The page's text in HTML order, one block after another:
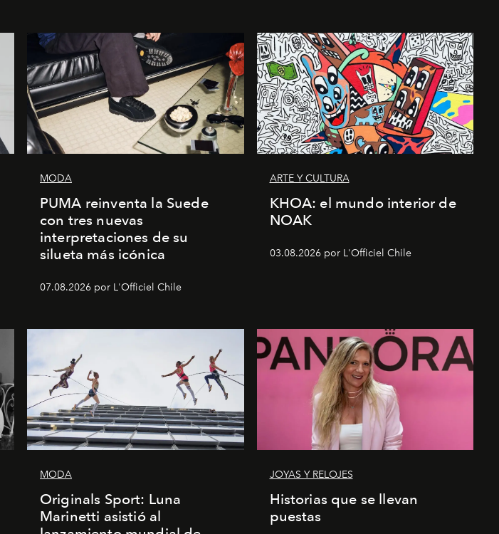
MODA
PUMA reinventa la Suede
con tres nuevas
interpretaciones de su
silueta más icónica
07.08.2026 por L'Officiel Chile
ARTE Y CULTURA
KHOA: el mundo interior de
NOAK
03.08.2026 por L'Officiel Chile
MODA
Originals Sport: Luna
Marinetti asistió al
JOYAS Y RELOJES
Historias que se llevan
puestas